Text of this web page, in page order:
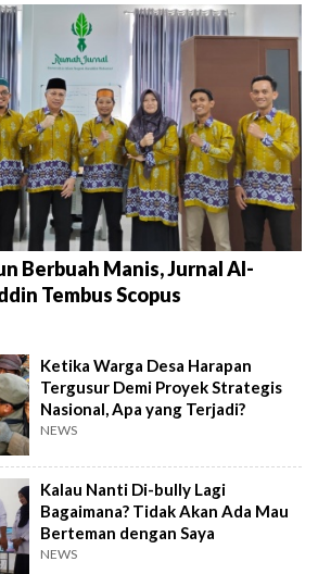
Berbuah Manis, Jurnal Al-
Tembus Scopus
Ketika Warga Desa Harapan
Tergusur Demi Proyek Strategis
Nasional, Apa yang Terjadi?
NEWS
Kalau Nanti Di-bully Lagi
Bagaimana? Tidak Akan Ada Mau
Berteman dengan Saya
NEWS